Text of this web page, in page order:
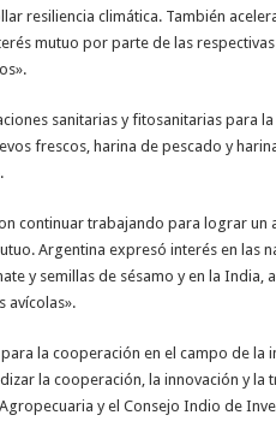
resiliencia climática. También
mutuo por parte de las
sanitarias y fitosanitarias para
frescos, harina de pescado y
continuar trabajando para lograr un
Argentina expresó interés en las
y semillas de sésamo y en la India,
avícolas».
la cooperación en el campo de la
la cooperación, la innovación y la
y el Consejo Indio de